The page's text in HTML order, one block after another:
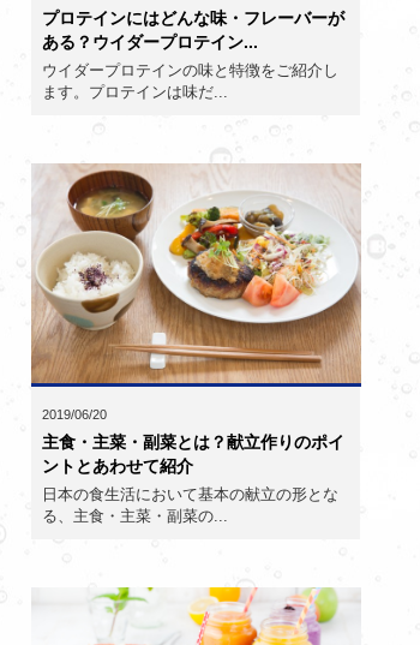
プロテインにはどんな味・フレーバーが
ある？ウイダープロテイン...
ウイダープロテインの味と特徴をご紹介し
ます。プロテインは味だ...
2019/06/20
主食・主菜・副菜とは？献立作りのポイ
ントとあわせて紹介
日本の食生活において基本の献立の形とな
る、主食・主菜・副菜の...